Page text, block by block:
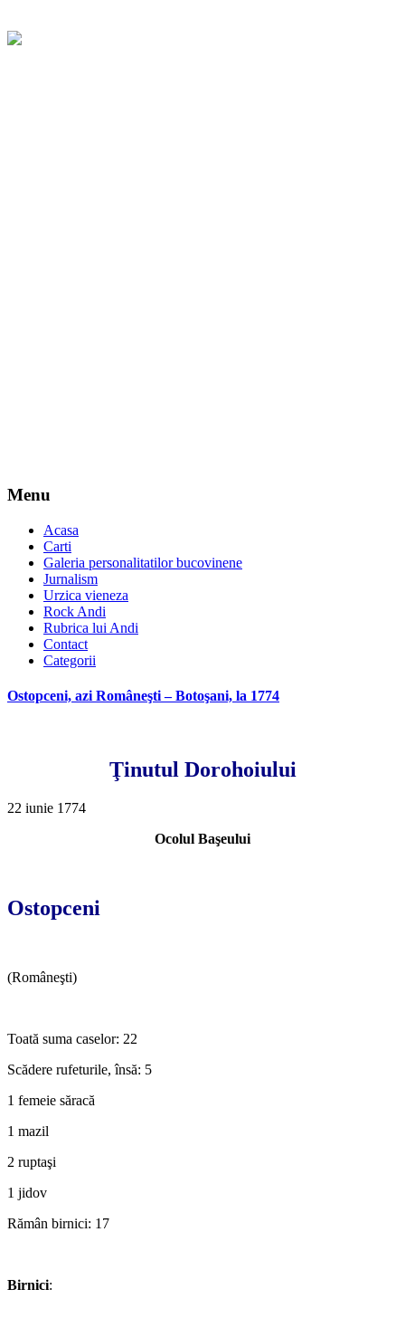
Menu
Acasa
Carti
Galeria personalitatilor bucovinene
Jurnalism
Urzica vieneza
Rock Andi
Rubrica lui Andi
Contact
Categorii
Ostopceni, azi Româneşti – Botoşani, la 1774
Ţinutul Dorohoiului
22 iunie 1774
Ocolul Başeului
Ostopceni
(Româneşti)
Toată suma caselor: 22
Scădere rufeturile, însă: 5
1 femeie săracă
1 mazil
2 ruptaşi
1 jidov
Rămân birnici: 17
Birnici: